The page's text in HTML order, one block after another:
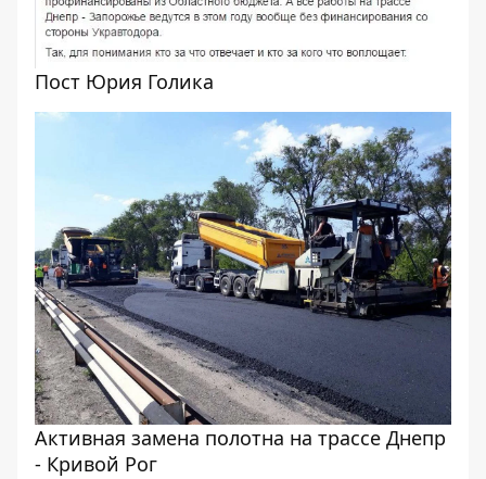
Пост Юрия Голика
Активная замена полотна на трассе Днепр
- Кривой Рог